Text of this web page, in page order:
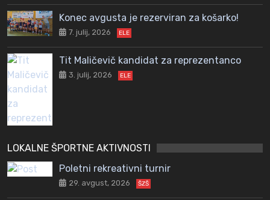
Konec avgusta je rezerviran za košarko!
7. julij, 2026 ELE
Tit Maličevič kandidat za reprezentanco
3. julij, 2026 ELE
LOKALNE ŠPORTNE AKTIVNOSTI
Poletni rekreativni turnir
29. avgust, 2026 ŠZŠ